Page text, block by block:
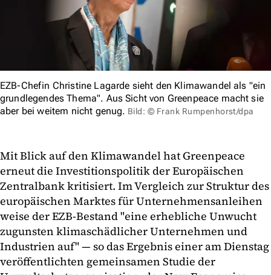
EZB-Chefin Christine Lagarde sieht den Klimawandel als "ein
grundlegendes Thema". Aus Sicht von Greenpeace macht sie
aber bei weitem nicht genug. Bild: © Frank Rumpenhorst/dpa
Mit Blick auf den Klimawandel hat Greenpeace
erneut die Investitionspolitik der Europäischen
Zentralbank kritisiert. Im Vergleich zur Struktur des
europäischen Marktes für Unternehmensanleihen
weise der EZB-Bestand "eine erhebliche Unwucht
zugunsten klimaschädlicher Unternehmen und
Industrien auf" — so das Ergebnis einer am Dienstag
veröffentlichten gemeinsamen Studie der